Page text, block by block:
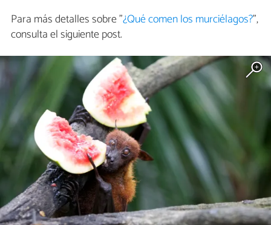
Para más detalles sobre "¿Qué comen los murciélagos?",
consulta el siguiente post.